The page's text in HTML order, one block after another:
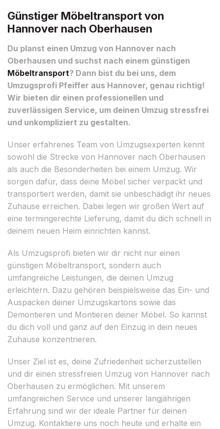
Günstiger Möbeltransport von
Hannover nach Oberhausen
Du planst einen Umzug von Hannover nach
Oberhausen und suchst nach einem günstigen
Möbeltransport? Dann bist du bei uns, dem
Umzugsprofi Pfeiffer aus Hannover, genau richtig!
Wir bieten dir einen professionellen und
zuverlässigen Service, um deinen Umzug stressfrei
und unkompliziert zu gestalten.
Unser erfahrenes Team von Umzugsexperten kennt
sowohl die Strecke von Hannover nach Oberhausen
als auch die Besonderheiten bei einem Umzug. Wir
sorgen dafür, dass deine Möbel sicher verpackt und
transportiert werden, damit sie unbeschädigt ihr neues
Zuhause erreichen. Dabei legen wir großen Wert auf
eine termingerechte Lieferung, damit du dich schnell in
deinem neuen Heim einrichten kannst.
Als Umzugsprofi bieten wir dir nicht nur einen
günstigen Möbeltransport, sondern auch
umfangreiche Leistungen, die deinen Umzug
erleichtern. Dazu gehören beispielsweise das Ein- und
Auspacken deiner Umzugskartons sowie das
Demontieren und Montieren deiner Möbel. So kannst
du dich voll und ganz auf den Einzug in dein neues
Zuhause konzentrieren.
Unser Ziel ist es, deine Zufriedenheit sicherzustellen
und dir einen stressfreien Umzug von Hannover nach
Oberhausen zu ermöglichen. Mit unserem
umfangreichen Service und unserer langjährigen
Erfahrung sind wir der ideale Partner für deinen
Umzug. Kontaktiere uns noch heute und erhalte ein